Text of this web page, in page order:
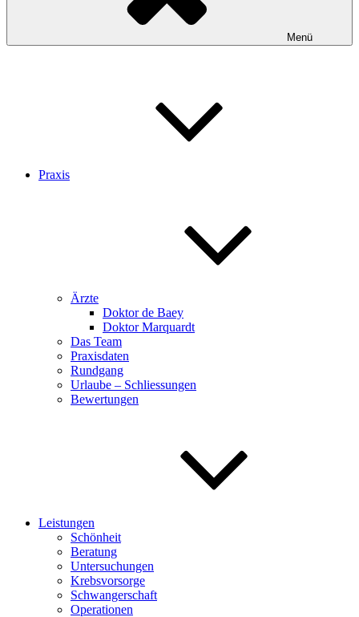
Menü
Praxis
Ärzte
Doktor de Baey
Doktor Marquardt
Das Team
Praxisdaten
Rundgang
Urlaube – Schliessungen
Bewertungen
Leistungen
Schönheit
Beratung
Untersuchungen
Krebsvorsorge
Schwangerschaft
Operationen